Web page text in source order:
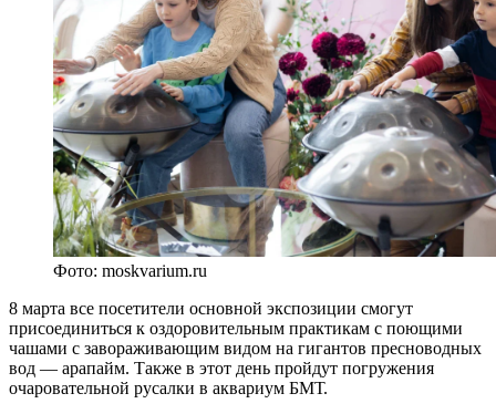
Фото: moskvarium.ru
8 марта все посетители основной экспозиции смогут
присоединиться к оздоровительным практикам с поющими
чашами с завораживающим видом на гигантов пресноводных
вод — арапайм. Также в этот день пройдут погружения
очаровательной русалки в аквариум БМТ.